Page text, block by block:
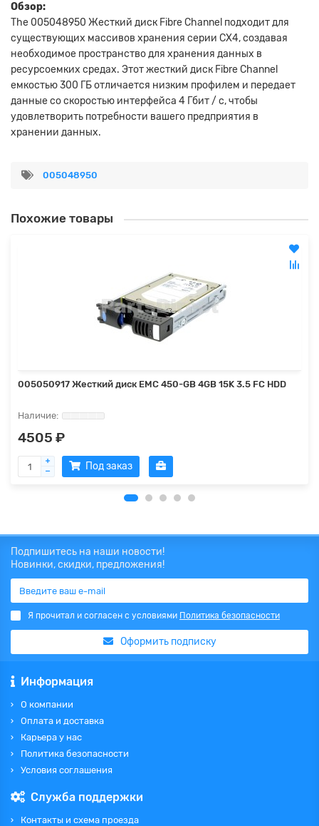
Обзор:
The 005048950 Жесткий диск Fibre Channel подходит для
существующих массивов хранения серии CX4, создавая
необходимое пространство для хранения данных в
ресурсоемких средах. Этот жесткий диск Fibre Channel
емкостью 300 ГБ отличается низким профилем и передает
данные со скоростью интерфейса 4 Гбит / с, чтобы
удовлетворить потребности вашего предприятия в
хранении данных.
005048950
Похожие товары
005050917 Жесткий диск EMC 450-GB 4GB 15K 3.5 FC HDD
4505 ₽
Под заказ
Подпишитесь на наши новости!
Новинки, скидки, предложения!
Я прочитал и согласен с условиями Политика безопасности
Оформить подписку
Информация
О компании
Оплата и доставка
Карьера у нас
Политика безопасности
Условия соглашения
Служба поддержки
Контакты и схема проезда